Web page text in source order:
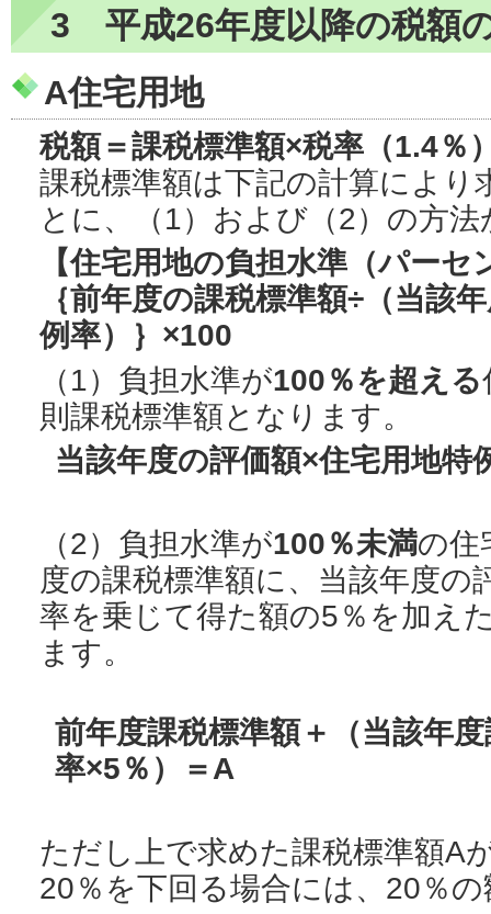
3 平成26年度以降の税額
A住宅用地
税額＝課税標準額×税率（1.4％
課税標準額は下記の計算により
とに、（1）および（2）の方
【住宅用地の負担水準（パーセ
｛前年度の課税標準額÷（当該
例率）｝×100
（1）負担水準が100％を超える
則課税標準額となります。
当該年度の評価額×住宅用地特
（2）負担水準が100％未満の住
度の課税標準額に、当該年度の
率を乗じて得た額の5％を加え
ます。
前年度課税標準額＋（当該年
率×5％）＝A
ただし上で求めた課税標準額A
20％を下回る場合には、20％